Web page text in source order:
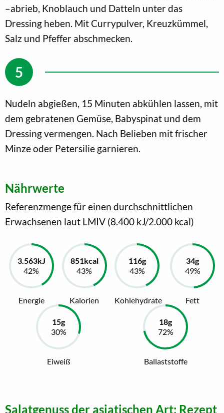
–abrieb, Knoblauch und Datteln unter das
Dressing heben. Mit Currypulver, Kreuzkümmel,
Salz und Pfeffer abschmecken.
Nudeln abgießen, 15 Minuten abkühlen lassen, mit
dem gebratenen Gemüse, Babyspinat und dem
Dressing vermengen. Nach Belieben mit frischer
Minze oder Petersilie garnieren.
Nährwerte
Referenzmenge für einen durchschnittlichen
Erwachsenen laut LMIV (8.400 kJ/2.000 kcal)
Energie Kalorien Kohlehydrate Fett
Eiweiß Ballaststoffe
Salatgenuss der asiatischen Art: Rezept